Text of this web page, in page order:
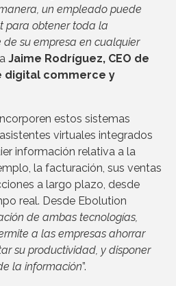
un empleado puede
para obtener toda la
su empresa en cualquier
Jaime Rodríguez, CEO de
digital commerce y
estos sistemas
virtuales integrados
información relativa a la
la facturación, sus ventas
a largo plazo, desde
real. Desde Ebolution
de ambas tecnologías,
a las empresas ahorrar
su productividad, y disponer
la información”.